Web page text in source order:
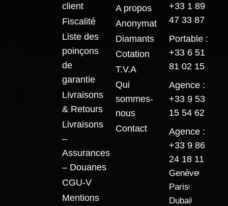
client
Fiscalité
Liste des
poinçons
de
garantie
Livraisons
& Retours
Livraisons
–
Assurances
– Douanes
CGU-V
Mentions
A propos
Anonymat
Diamants
Cotation
T.V.A
Qui
sommes-
nous
Contact
+33 1 89
47 33 87
Portable :
+33 6 51
81 02 15
Agence :
+33 9 53
15 54 62
Agence :
+33 9 86
24 18 11
Genève
Paris
Dubaï